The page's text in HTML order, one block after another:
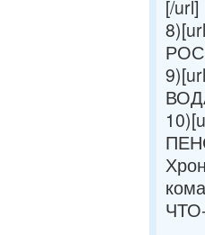
[/url]